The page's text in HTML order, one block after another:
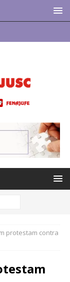
protestam contra